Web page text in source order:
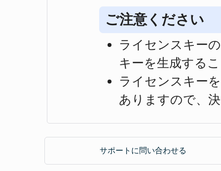
ご注意ください
ライセンスキー
キーを生成する
ライセンスキー
ありますので、
サポートに問い合わせる